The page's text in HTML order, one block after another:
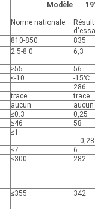
Modèle
Norme nationale
810-850
835
2.5-8.0 6,3
≥55
56
≤-10
-15℃
286
trace
trace
aucun
aucun
≤0.3
0,25
≥46
58
≤1
0,28
≤7 6
≤300 282
≤355 342